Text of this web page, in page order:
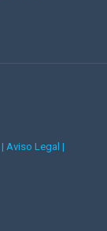
| Aviso Legal |